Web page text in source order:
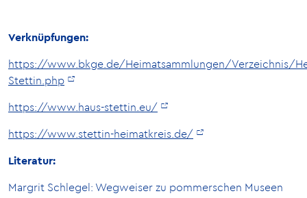
Verknüpfungen:
https://www.bkge.de/Heimatsammlungen/Verzeichnis/
Stettin.php
https://www.haus-stettin.eu/
https://www.stettin-heimatkreis.de/
Literatur:
Margrit Schlegel: Wegweiser zu pommerschen Museen